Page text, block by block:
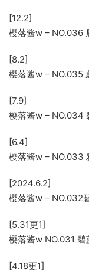
[12.2]
樱落酱w – NO.036
[8.2]
樱落酱w – NO.035
[7.9]
樱落酱w – NO.034
[6.4]
樱落酱w – NO.033
[2024.6.2]
樱落酱w – NO.032
[5.31更1]
樱落酱w NO.031
[4.18更1]